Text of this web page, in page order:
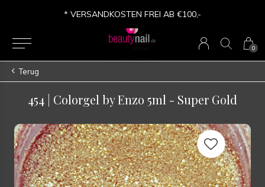
0
* VERSANDKOSTEN FREI AB €100,-
Terug
454 | Colorgel by Enzo 5ml - Super Gold